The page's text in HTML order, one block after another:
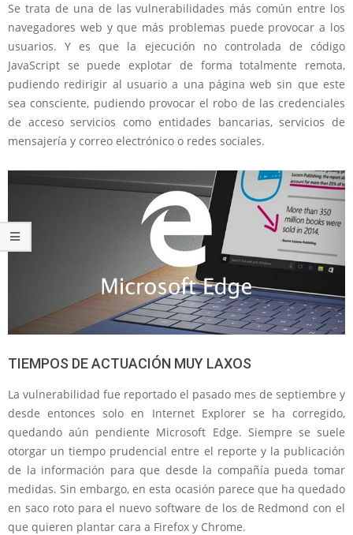
Se trata de una de las vulnerabilidades más común entre los
navegadores web y que más problemas puede provocar a los
usuarios. Y es que la ejecución no controlada de código
JavaScript se puede explotar de forma totalmente remota,
pudiendo redirigir al usuario a una página web sin que este
sea consciente, pudiendo provocar el robo de las credenciales
de acceso servicios como entidades bancarias, servicios de
mensajería y correo electrónico o redes sociales.
TIEMPOS DE ACTUACIÓN MUY LAXOS
La vulnerabilidad fue reportado el pasado mes de septiembre y
desde entonces solo en Internet Explorer se ha corregido,
quedando aún pendiente Microsoft Edge. Siempre se suele
otorgar un tiempo prudencial entre el reporte y la publicación
de la información para que desde la compañía pueda tomar
medidas. Sin embargo, en esta ocasión parece que ha quedado
en saco roto para el nuevo software de los de Redmond con el
que quieren plantar cara a Firefox y Chrome.